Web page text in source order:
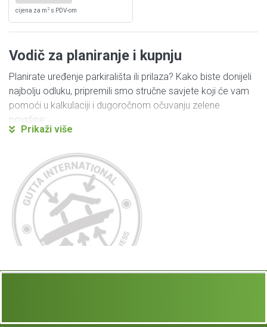
cijena za m 2 s PDV-om
Vodič za planiranje i kupnju
Planirate uređenje parkirališta ili prilaza? Kako biste donijeli
najbolju odluku, pripremili smo stručne savjete koji će vam
pomoći u kalkulaciji i dugoročnom očuvanju zelene
površine:
Vodič za troškove: što sve ulazi u investiciju?
materijala do pripreme podloge i ugradnje.
Kako pravilno održavati travnjak u rešetkama?
kako osigurati da vaša trava ostane gusta i zelena
godinama. →
Prikaži više